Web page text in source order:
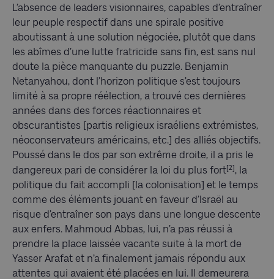
L’absence de leaders visionnaires, capables d’entraîner
leur peuple respectif dans une spirale positive
aboutissant à une solution négociée, plutôt que dans
les abîmes d’une lutte fratricide sans fin, est sans nul
doute la pièce manquante du puzzle. Benjamin
Netanyahou, dont l’horizon politique s’est toujours
limité à sa propre réélection, a trouvé ces dernières
années dans des forces réactionnaires et
obscurantistes [partis religieux israéliens extrémistes,
néoconservateurs américains, etc.] des alliés objectifs.
Poussé dans le dos par son extrême droite, il a pris le
dangereux pari de considérer la loi du plus fort[2], la
politique du fait accompli [la colonisation] et le temps
comme des éléments jouant en faveur d’Israël au
risque d’entraîner son pays dans une longue descente
aux enfers. Mahmoud Abbas, lui, n’a pas réussi à
prendre la place laissée vacante suite à la mort de
Yasser Arafat et n’a finalement jamais répondu aux
attentes qui avaient été placées en lui. Il demeurera